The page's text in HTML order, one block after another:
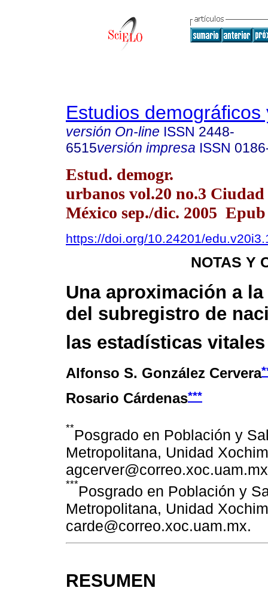
Estudios demográficos
versión On-line ISSN 2448-
6515versión impresa ISSN
Estud. demogr.
urbanos vol.20 no.3 Ciudad
México sep./dic. 2005 Epub
https://doi.org/10.24201/
NOTAS Y
Una aproximación a
del subregistro de
las estadísticas
Alfonso S. González Cervera
Rosario Cárdenas***
**Posgrado en Población y
Metropolitana, Unidad
***Posgrado en Población y
Metropolitana, Unidad
carde@correo.xoc.uam.mx.
RESUMEN